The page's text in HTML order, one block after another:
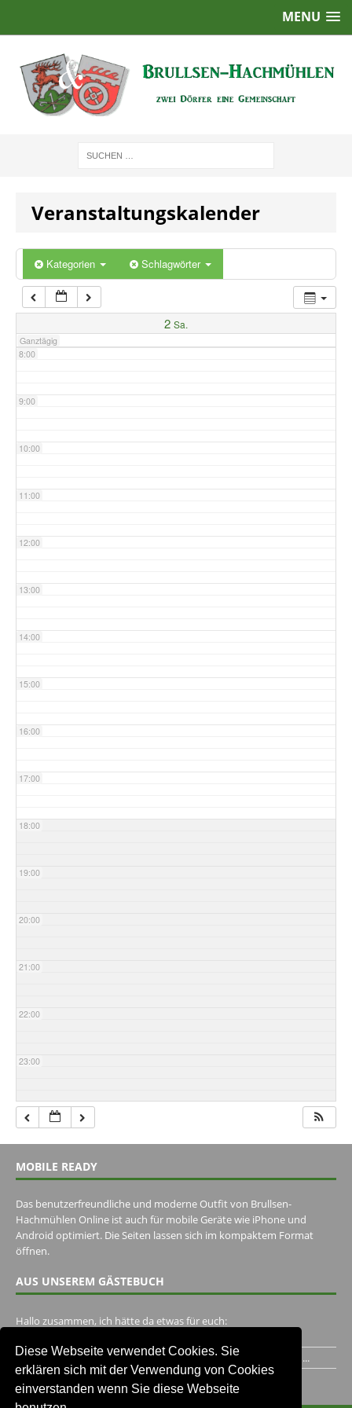
Diese Webseite verwendet Cookies. Sie
erklären sich mit der Verwendung von Cookies
einverstanden wenn Sie diese Webseite
MENU
Veranstaltungskalender
Kategorien Schlagwörter
2 Sa.
Ganztägig
2:00
5:00
7:00
8:00
9:00
10:00
11:00
12:00
13:00
14:00
15:00
16:00
17:00
18:00
19:00
20:00
21:00
22:00
23:00
MOBILE READY
Das benutzerfreundliche und moderne Outfit von Brullsen-
Hachmühlen Online ist auch für mobile Geräte wie iPhone und
Android optimiert. Die Seiten lassen sich im kompaktem Format
öffnen.
AUS UNSEREM GÄSTEBUCH
Hallo zusammen, ich hätte da etwas für euch:
Ich habe ein Jahr im Gasthaus Hugo Pape verbracht..Habe ihn...
Unser Gästebuch besuchen